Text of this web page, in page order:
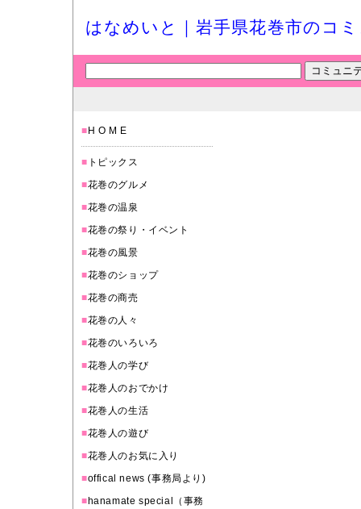
はなめいと｜岩手県花巻市のコ
■ H O M E
■ トピックス
■花巻のグルメ
■花巻の温泉
■花巻の祭り・イベント
■花巻の風景
■花巻のショップ
■花巻の商売
■花巻の人々
■花巻のいろいろ
■花巻人の学び
■花巻人のおでかけ
■花巻人の生活
■花巻人の遊び
■花巻人のお気に入り
■offical news (事務局より)
■hanamate special（事務